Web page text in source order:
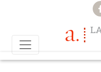
Aller au contenu